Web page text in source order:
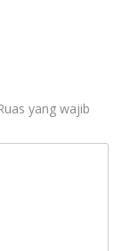
yang wajib